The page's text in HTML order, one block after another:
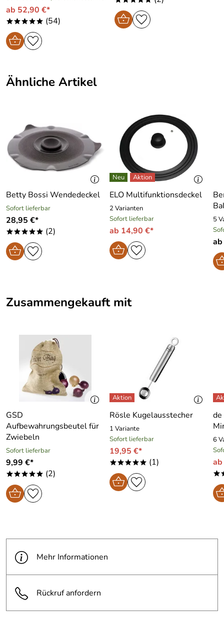
K.H.
*****
Verifizierte Bewertung
o.k.
ab 52,90 €*
***** (54)
Ähnliche Artikel
Betty Bossi Wendedeckel
Sofort lieferbar
28,95 €*
***** (2)
ELO Multifunktionsdeckel
2 Varianten
Sofort lieferbar
ab 14,90 €*
5
Zusammengekauft mit
GSD
Aufbewahrungsbeutel für
Zwiebeln
Sofort lieferbar
9,99 €*
***** (2)
Rösle Kugelausstecher
1 Variante
Sofort lieferbar
19,95 €*
***** (1)
de
6
Mehr Informationen
Rückruf anfordern